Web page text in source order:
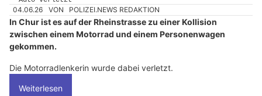
04.06.26 VON POLIZEI.NEWS REDAKTION
In Chur ist es auf der Rheinstrasse zu einer Kollision
zwischen einem Motorrad und einem Personenwagen
gekommen.
Die Motorradlenkerin wurde dabei verletzt.
Weiterlesen